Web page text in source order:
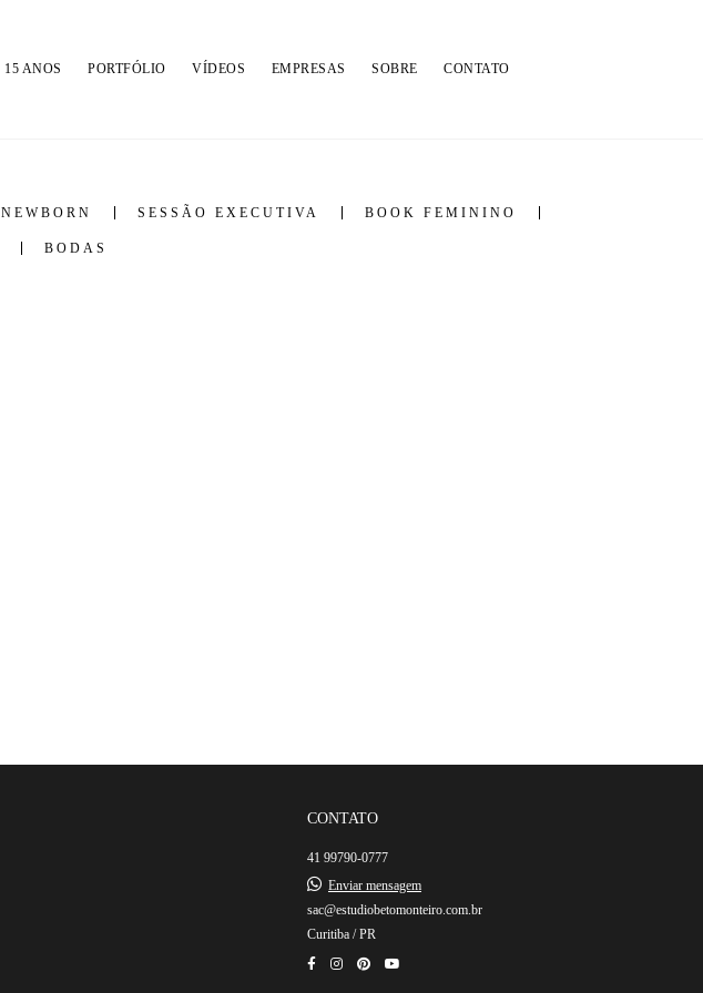
15 ANOS PORTFÓLIO VÍDEOS EMPRESAS SOBRE CONTATO
NEWBORN SESSÃO EXECUTIVA BOOK FEMININO
BODAS
CONTATO
41 99790-0777
Enviar mensagem
sac@estudiobetomonteiro.com.br
Curitiba / PR